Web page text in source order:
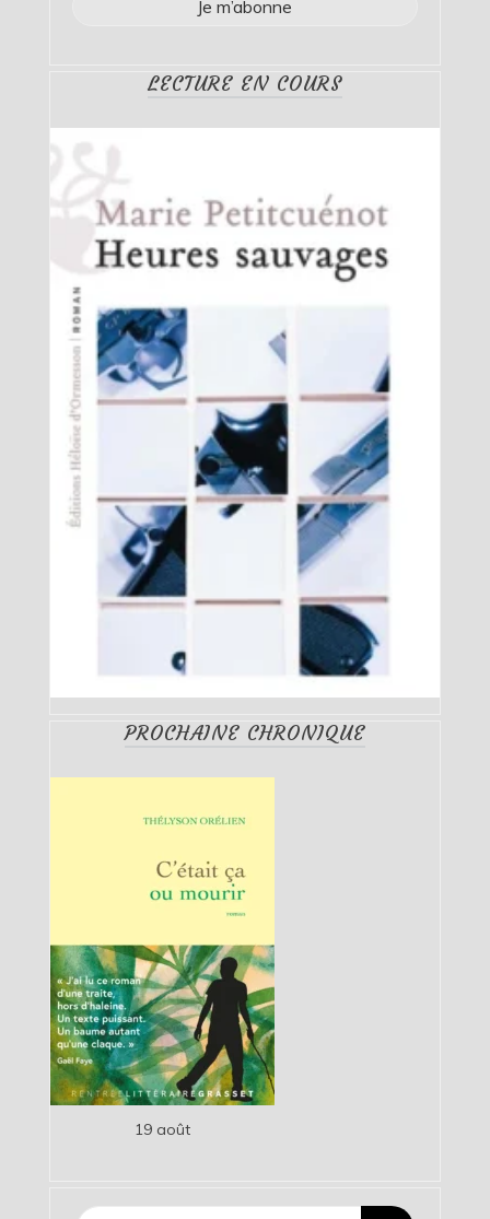
LECTURE EN COURS
PROCHAINE CHRONIQUE
19 août